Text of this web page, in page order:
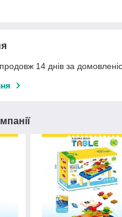
14 днів за